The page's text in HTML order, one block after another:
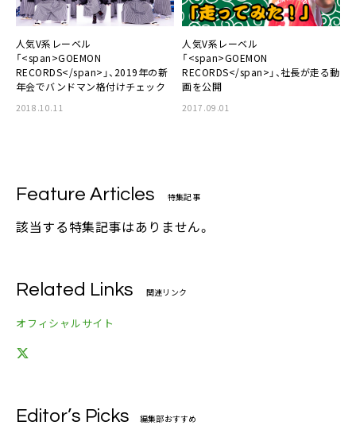
人気V系レーベル
「<span>GOEMON
RECORDS</span>」、2019年の新
年会でバンドマン格付けチェック
2018.10.11
人気V系レーベル
「<span>GOEMON
RECORDS</span>」、社長が走る動
画を公開
2017.09.01
Feature Articles 特集記事
該当する特集記事はありません。
Related Links 関連リンク
オフィシャルサイト
Editor’s Picks 編集部おすすめ